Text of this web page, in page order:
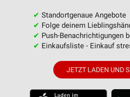
✔ Standortgenaue Angebote
✔ Folge deinem
✔ Push-Benachrichtigungen
✔ Einkaufsliste - Einkauf
JETZT LADEN UND